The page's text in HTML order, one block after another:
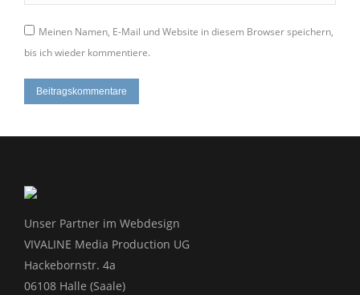
Meinen Namen, E-Mail und Website in diesem Browser speichern,
bis ich wieder kommentiere.
Beitragskommentare
Unser Partner im Webdesign
VIVALINE Media Production UG
Hackebornstr. 4a
06108 Halle (Saale)